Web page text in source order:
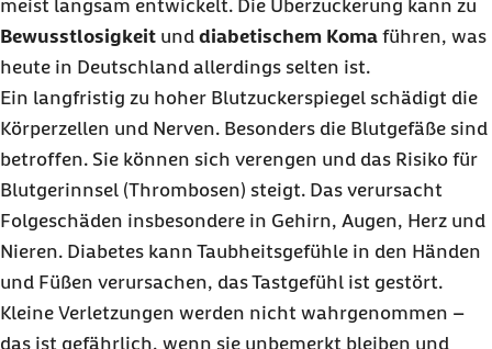
meist langsam entwickelt. Die Überzuckerung kann zu
Bewusstlosigkeit und diabetischem Koma führen, was
heute in Deutschland allerdings selten ist.
Ein langfristig zu hoher Blutzuckerspiegel schädigt die
Körperzellen und Nerven. Besonders die Blutgefäße sind
betroffen. Sie können sich verengen und das Risiko für
Blutgerinnsel (Thrombosen) steigt. Das verursacht
Folgeschäden insbesondere in Gehirn, Augen, Herz und
Nieren. Diabetes kann Taubheitsgefühle in den Händen
und Füßen verursachen, das Tastgefühl ist gestört.
Kleine Verletzungen werden nicht wahrgenommen –
das ist gefährlich, wenn sie unbemerkt bleiben und